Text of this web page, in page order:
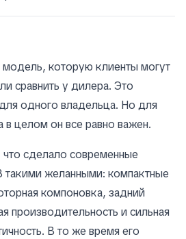
которую клиенты могут
сравнить у дилера. Это
одного владельца. Но для
в целом он все равно важен.
сделало современные
такими желанными: компактные
компоновка, задний
производительность и сильная
В то же время его